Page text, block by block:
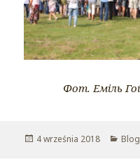
Фот. Еміль
Opublikowano
4 września 2018